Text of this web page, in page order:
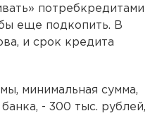
потребкредитами
еще подкопить. В
и срок кредита
минимальная сумма,
- 300 тыс. рублей,